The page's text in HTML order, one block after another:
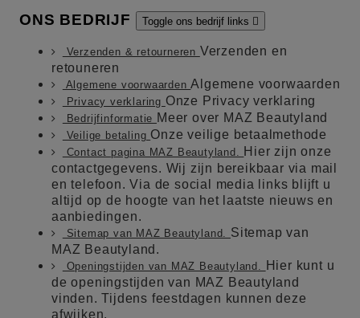
ONS BEDRIJF Toggle ons bedrijf links 
Verzenden & retourneren Verzenden en
retouneren
Algemene voorwaardenAlgemene voorwaarden
Privacy verklaring Onze Privacy verklaring
Bedrijfinformatie Meer over MAZ Beautyland
Veilige betaling Onze veilige betaalmethode
Contact pagina MAZ Beautyland. Hier zijn onze
contactgegevens. Wij zijn bereikbaar via mail
en telefoon. Via de social media links blijft u
altijd op de hoogte van het laatste nieuws en
aanbiedingen.
Sitemap van MAZ Beautyland. Sitemap van
MAZ Beautyland.
Openingstijden van MAZ Beautyland.
Hier kunt u
de openingstijden van MAZ Beautyland
vinden. Tijdens feestdagen kunnen deze
afwijken.